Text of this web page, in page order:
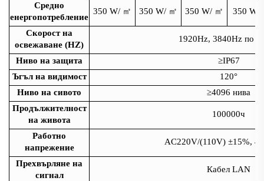
Средно
енергопотребление
350 W/ ㎡ 350 W/ ㎡ 350 W/ ㎡ 350 W/
Скорост на
освежаване (HZ)
1920Hz, 3840Hz по
Ниво на защита
≥IP67
Ъгъл на видимост
120°
Ниво на сивото
≥4096 нива
Продължителност
на живота
100000ч
Работно
напрежение
AC220V/(110V) ±15%,
Прехвърляне на
сигнал
Кабел LAN